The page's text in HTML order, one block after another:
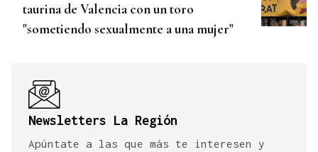
taurina de Valencia con un toro
"sometiendo sexualmente a una mujer"
Newsletters La Región
Apúntate a las que más te interesen y